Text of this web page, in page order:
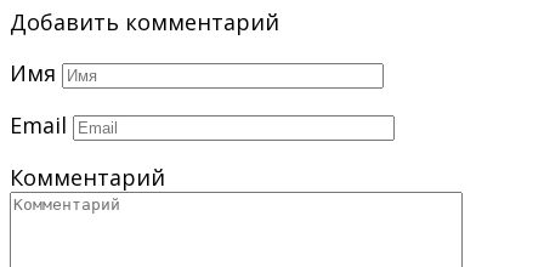
Добавить комментарий
Имя
Email
Комментарий